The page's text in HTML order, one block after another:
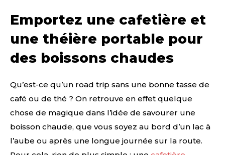
Emportez une cafetière et
une théière portable pour
des boissons chaudes
Qu’est-ce qu’un road trip sans une bonne tasse de
café ou de thé ? On retrouve en effet quelque
chose de magique dans l’idée de savourer une
boisson chaude, que vous soyez au bord d’un lac à
l’aube ou après une longue journée sur la route.